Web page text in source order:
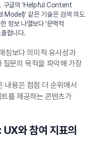
. 구글의 ‘Helpful Content
같은 기술은 검색 의도
정보 나열보다 ‘문맥적
합니다.
칭보다 의미적 유사성과
질문의 목적을 파악해 가장
내용은 점점 더 순위에서
를 제공하는 콘텐츠가
와 참여 지표의